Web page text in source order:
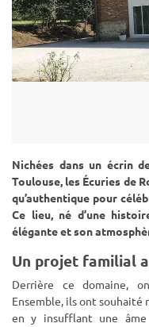
Nichées dans un écrin
Toulouse, les Écuries de
qu’authentique pour
Ce lieu, né d’une
élégante et son
Un projet familial
Derrière ce domaine,
Ensemble, ils ont souhaité
en y insufflant une